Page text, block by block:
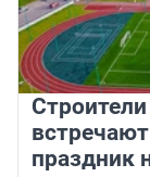
праздник